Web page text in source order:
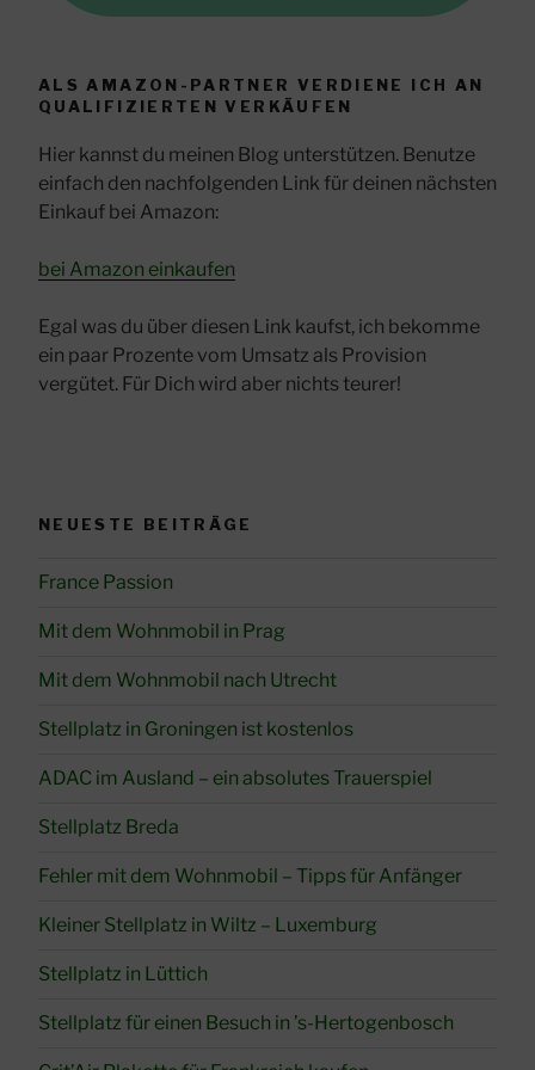
ALS AMAZON-PARTNER VERDIENE ICH AN
QUALIFIZIERTEN VERKÄUFEN
Hier kannst du meinen Blog unterstützen. Benutze
einfach den nachfolgenden Link für deinen nächsten
Einkauf bei Amazon:
bei Amazon einkaufen
Egal was du über diesen Link kaufst, ich bekomme
ein paar Prozente vom Umsatz als Provision
vergütet. Für Dich wird aber nichts teurer!
NEUESTE BEITRÄGE
France Passion
Mit dem Wohnmobil in Prag
Mit dem Wohnmobil nach Utrecht
Stellplatz in Groningen ist kostenlos
ADAC im Ausland – ein absolutes Trauerspiel
Stellplatz Breda
Fehler mit dem Wohnmobil – Tipps für Anfänger
Kleiner Stellplatz in Wiltz – Luxemburg
Stellplatz in Lüttich
Stellplatz für einen Besuch in ’s-Hertogenbosch